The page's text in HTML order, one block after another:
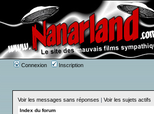
Connexion Inscription
Voir les messages sans réponses | Voir les sujets actifs
Index du forum